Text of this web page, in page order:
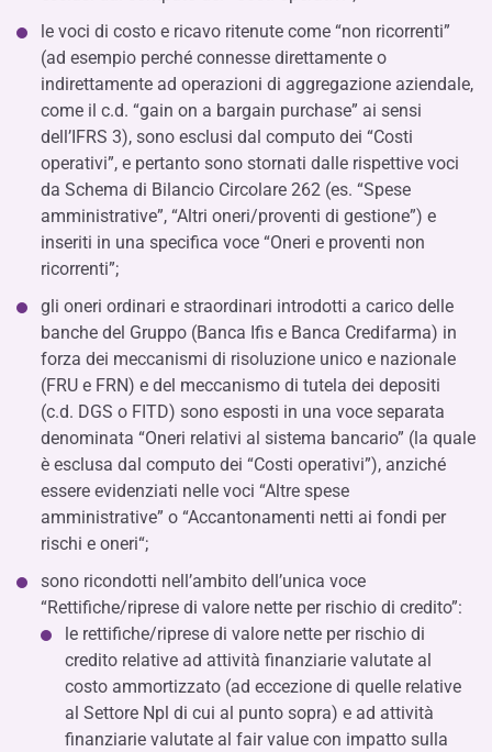
le voci di costo e ricavo ritenute come “non ricorrenti”
(ad esempio perché connesse direttamente o
indirettamente ad operazioni di aggregazione aziendale,
come il c.d. “gain on a bargain purchase” ai sensi
dell’IFRS 3), sono esclusi dal computo dei “Costi
operativi”, e pertanto sono stornati dalle rispettive voci
da Schema di Bilancio Circolare 262 (es. “Spese
amministrative”, “Altri oneri/proventi di gestione”) e
inseriti in una specifica voce “Oneri e proventi non
ricorrenti”;
gli oneri ordinari e straordinari introdotti a carico delle
banche del Gruppo (Banca Ifis e Banca Credifarma) in
forza dei meccanismi di risoluzione unico e nazionale
(FRU e FRN) e del meccanismo di tutela dei depositi
(c.d. DGS o FITD) sono esposti in una voce separata
denominata “Oneri relativi al sistema bancario” (la quale
è esclusa dal computo dei “Costi operativi”), anziché
essere evidenziati nelle voci “Altre spese
amministrative” o “Accantonamenti netti ai fondi per
rischi e oneri“;
sono ricondotti nell’ambito dell’unica voce
“Rettifiche/riprese di valore nette per rischio di credito”:
le rettifiche/riprese di valore nette per rischio di
credito relative ad attività finanziarie valutate al
costo ammortizzato (ad eccezione di quelle relative
al Settore Npl di cui al punto sopra) e ad attività
finanziarie valutate al fair value con impatto sulla